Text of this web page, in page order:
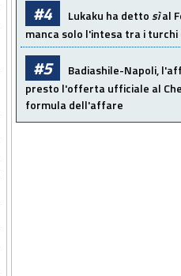
#4 Lukaku ha dettosìal
manca solo l'intesa tra i turchi
#5
Badiashile-Napoli,
presto l'offerta ufficiale al
formula dell'affare